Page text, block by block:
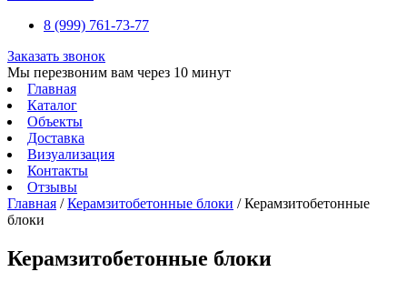
8 (999) 761-73-77
Заказать звонок
Мы перезвоним вам через 10 минут
Главная
Каталог
Объекты
Доставка
Визуализация
Контакты
Отзывы
Главная /Керамзитобетонные блоки / Керамзитобетонные
блоки
Керамзитобетонные блоки